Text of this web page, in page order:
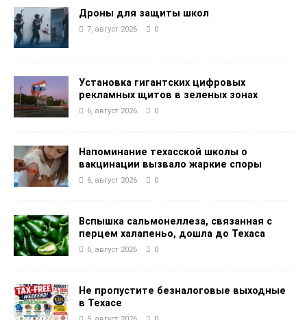
Дроны для защиты школ
7, август 2026 0
Установка гигантских цифровых
рекламных щитов в зеленых зонах
6, август 2026 0
Напоминание техасской школы о
вакцинации вызвало жаркие споры
6, август 2026 0
Вспышка сальмонеллеза, связанная с
перцем халапеньо, дошла до Техаса
6, август 2026 0
Не пропустите безналоговые выходные
в Техасе